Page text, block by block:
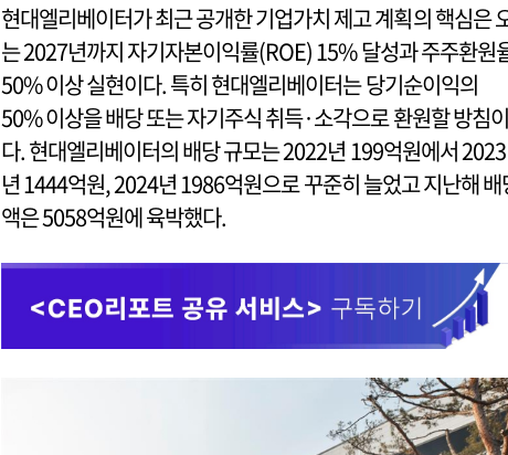
현대엘리베이터가 최근 공개한 기업가치 제고 계획의 핵심은
는 2027년까지 자기자본이익률(ROE) 15% 달성과 주주환원
50% 이상 실현이다. 특히 현대엘리베이터는 당기순이익의
50% 이상을 배당 또는 자기주식 취득·소각으로 환원할 방침이
다. 현대엘리베이터의 배당 규모는 2022년 199억원에서 2023
년 1444억원, 2024년 1986억원으로 꾸준히 늘었고 지난해 배
액은 5058억원에 육박했다.